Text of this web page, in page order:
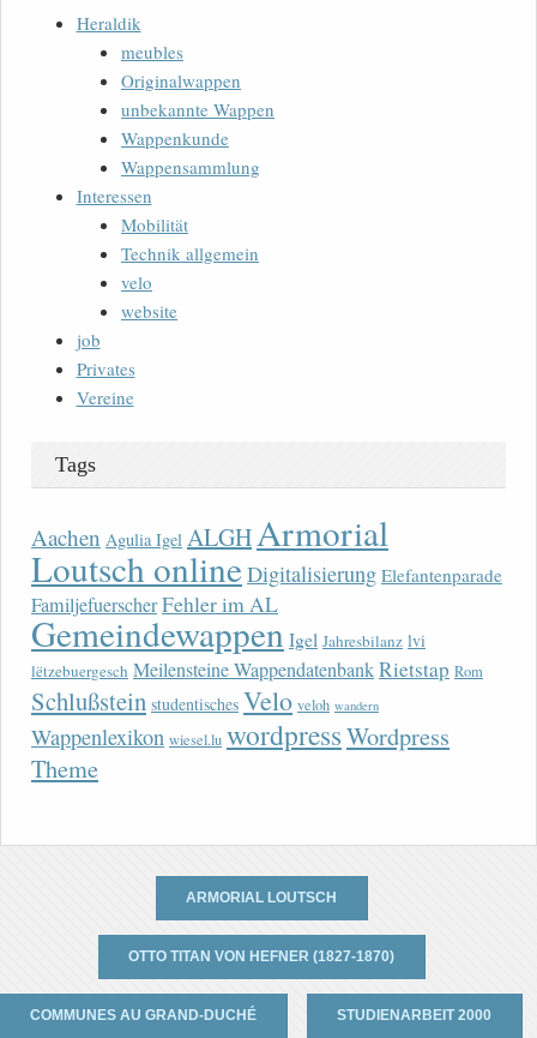
Heraldik
meubles
Originalwappen
unbekannte Wappen
Wappenkunde
Wappensammlung
Interessen
Mobilität
Technik allgemein
velo
website
job
Privates
Vereine
Tags
Aachen Agulia Igel ALGHArmorial
Loutsch onlineDigitalisierung Elefantenparade
FamiljefuerscherFehler im AL
Gemeindewappen Igel Jahresbilanz lvi
lëtzebuergesch Meilensteine WappendatenbankRietstap Rom
Schlußstein studentisches Velo veloh wandern
Wappenlexikon wiesel.lu wordpressWordpress
Theme
ARMORIAL LOUTSCH
OTTO TITAN VON HEFNER (1827-1870)
COMMUNES AU GRAND-DUCHÉ STUDIENARBEIT 2000